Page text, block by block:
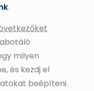
.
milyen
és kezdj el
beépíteni.